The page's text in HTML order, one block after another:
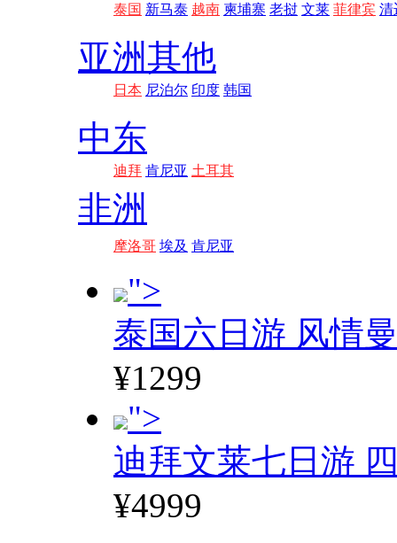
泰国 新马泰 越南 柬埔寨 老挝 文莱 菲律宾 清
亚洲其他
日本 尼泊尔 印度 韩国
中东
迪拜 肯尼亚 土耳其
非洲
摩洛哥 埃及 肯尼亚
">
泰国六日游 风情
¥1299
">
迪拜文莱七日游
¥4999